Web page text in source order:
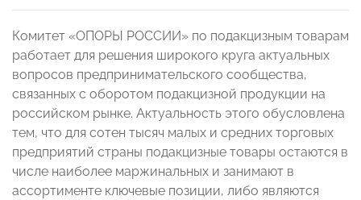
Комитет «ОПОРЫ РОССИИ» по подакцизным товарам
работает для решения широкого круга актуальных
вопросов предпринимательского сообщества,
связанных с оборотом подакцизной продукции на
российском рынке. Актуальность этого обусловлена
тем, что для сотен тысяч малых и средних торговых
предприятий страны подакцизные товары остаются в
числе наиболее маржинальных и занимают в
ассортименте ключевые позиции, либо являются